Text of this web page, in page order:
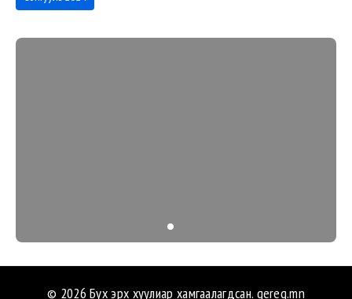
© 2026 Бүх эрх хуулиар хамгаалагдсан. gereg.mn